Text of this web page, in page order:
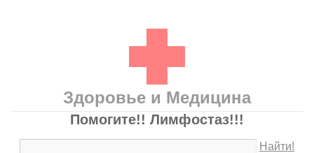
Здоровье и Медицина
Помогите!! Лимфостаз!!!
Найти!